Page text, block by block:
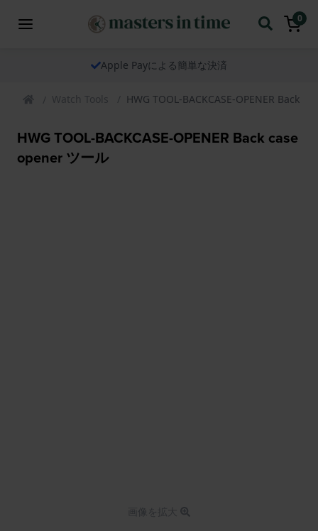
0
Apple Payによる簡単な決済
Watch Tools HWG TOOL-BACKCASE-OPENER Back
HWG TOOL-BACKCASE-OPENER Back case
opener ツール
画像を拡大